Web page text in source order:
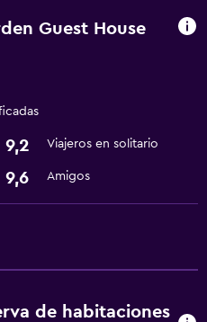
Guest House
9,2 Viajeros en solitario
9,6 Amigos
de habitaciones